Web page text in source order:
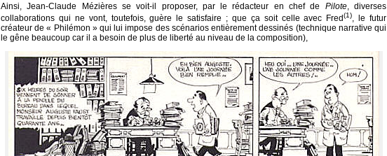
Ainsi, Jean-Claude Mézières se voit-il proposer, par le rédacteur en chef de Pilote, diverses
collaborations qui ne vont, toutefois, guère le satisfaire ; que ça soit celle avec Fred(1), le futur
créateur de « Philémon » qui lui impose des scénarios entièrement dessinés (technique narrative qui
le gêne beaucoup car il a besoin de plus de liberté au niveau de la composition),